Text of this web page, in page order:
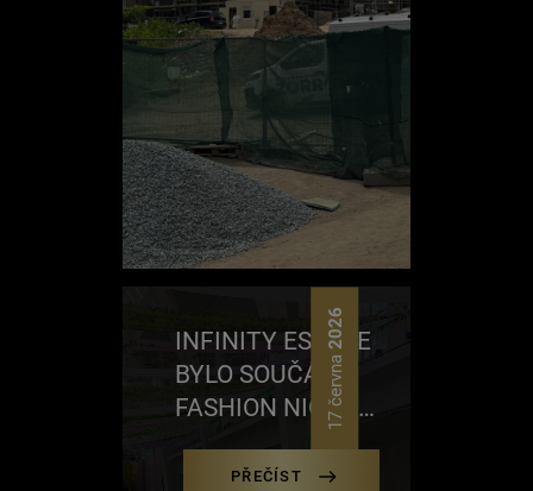
17 června
2026
INFINITY ESTATE
BYLO SOUČÁSTÍ
FASHION NIGHT
PŘEČÍST